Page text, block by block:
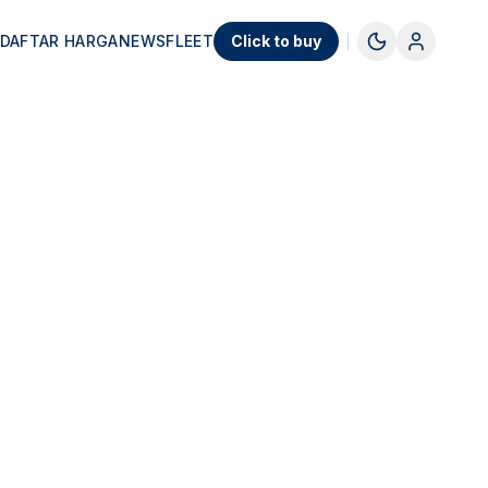
DAFTAR HARGANEWSFLEET Click to buy